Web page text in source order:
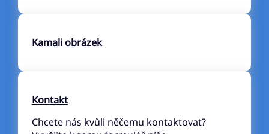
Kamali obrázek
Kontakt
Chcete nás kvůli něčemu kontaktovat?